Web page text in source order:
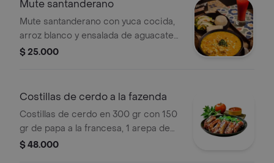
Mute santanderano
Mute santanderano con yuca cocida,
arroz blanco y ensalada de aguacate
de la casa. disponible solo los
$ 25.000
Costillas de cerdo a la fazenda
Costillas de cerdo en 300 gr con 150
gr de papa a la francesa, 1 arepa de
maíz pelao, ensalada de la casa en
$ 48.000